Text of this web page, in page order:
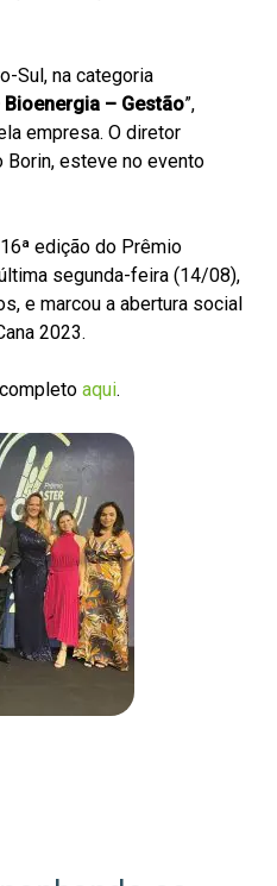
Sul, na categoria
– Gestão”,
empresa. O diretor
Borin, esteve no evento
edição do Prêmio
segunda-feira (14/08),
e marcou a abertura social
2023.
aqui.